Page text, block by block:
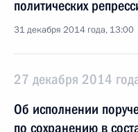
политических
31 декабря 2014 года, 13:00
27 декабря 2014
Об исполнении
по сохранению в